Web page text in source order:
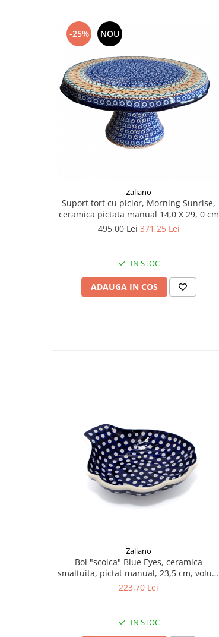
-25% NOU
Zaliano
Suport tort cu picior, Morning Sunrise,
ceramica pictata manual 14,0 X 29, 0 cm
495,00 Lei371,25 Lei
IN STOC
ADAUGA IN COS
Zaliano
Bol "scoica" Blue Eyes, ceramica
smaltuita, pictat manual, 23,5 cm, volum
650 ml
223,70 Lei
IN STOC